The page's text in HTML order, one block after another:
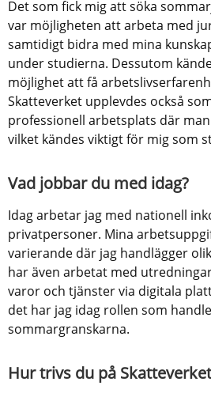
Det som fick mig att söka
var möjligheten att arbeta med
samtidigt bidra med mina
under studierna. Dessutom
möjlighet att få
Skatteverket upplevdes också
professionell arbetsplats där
vilket kändes viktigt för mig som
Vad jobbar du med idag?
Idag arbetar jag med nationell
privatpersoner. Mina
varierande där jag handlägger
har även arbetat med
varor och tjänster via digitala
det har jag idag rollen som
sommargranskarna.
Hur trivs du på